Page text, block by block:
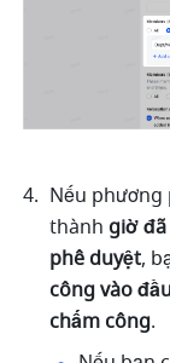
Nếu
thành giờ
phê duyệt,
công vào
chấm công.